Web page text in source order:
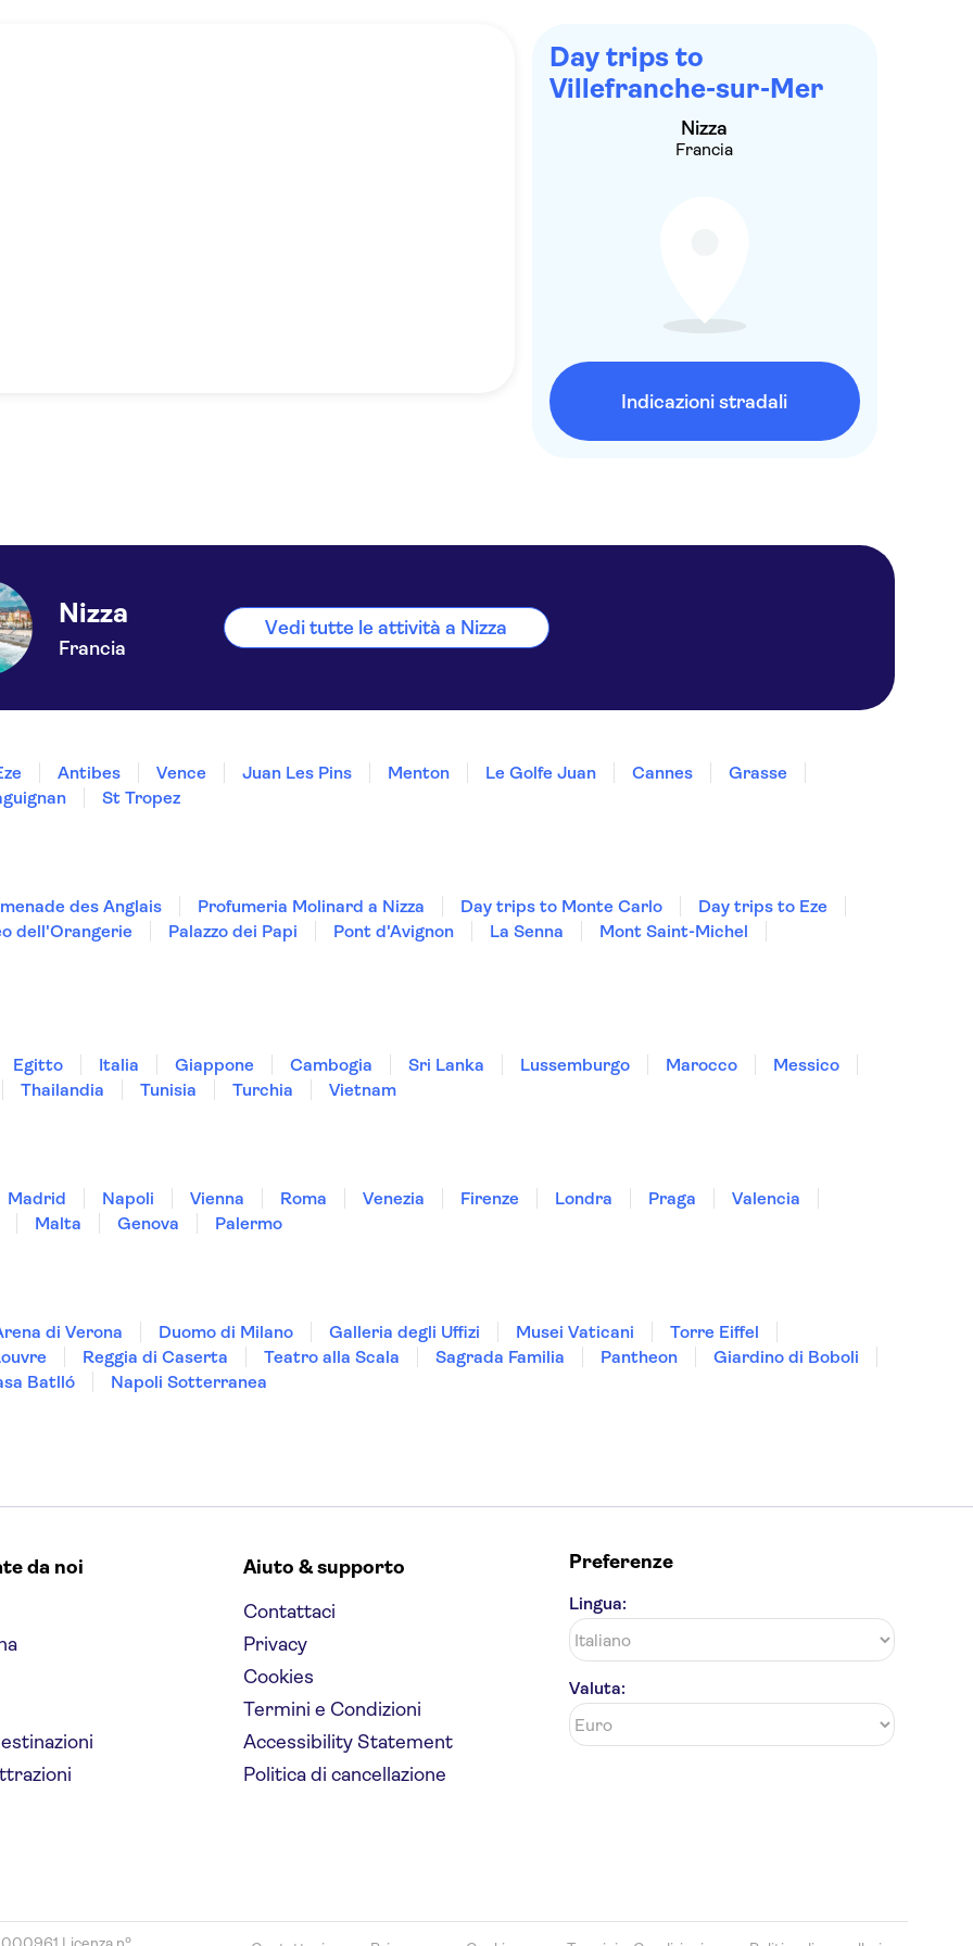
Day trips to
Villefranche-sur-Mer
Nizza
Francia
Indicazioni stradali
Nizza
Francia
Vedi tutte le attività a Nizza
Antibes Vence Juan Les Pins Menton Le Golfe Juan Cannes
Grasse
St Tropez
des Anglais Profumeria Molinard a Nizza Day trips to Monte Carlo
Day trips to Eze
dell'Orangerie Palazzo dei Papi Pont d'Avignon La Senna
Mont Saint-Michel
Egitto Italia Giappone Cambogia Sri Lanka Lussemburgo Marocco
Messico
Thailandia Tunisia Turchia
Vietnam
Madrid Napoli Vienna Roma Venezia Firenze Londra Praga
Valencia
Malta Genova
Palermo
di Verona Duomo di Milano Galleria degli Uffizi Musei Vaticani
Torre Eiffel
Reggia di Caserta Teatro alla Scala Sagrada Familia Pantheon
Giardino di Boboli
Batlló
Napoli Sotterranea
da noi Aiuto & supporto
Contattaci
Privacy
Cookies
Termini e Condizioni
Accessibility Statement
Politica di cancellazione
Preferenze
Lingua:
Valuta: